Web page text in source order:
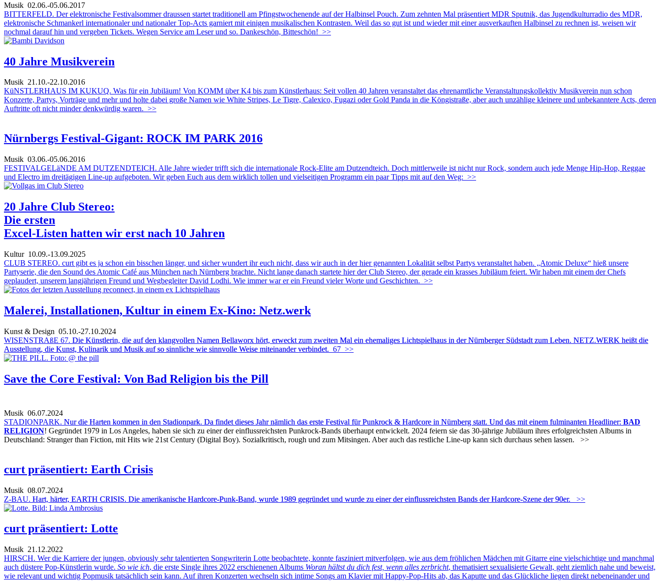
Musik 02.06.-05.06.2017
BITTERFELD. Der elektronische Festivalsommer draussen startet traditionell am Pfingstwochenende auf der Halbinsel Pouch. Zum zehnten Mal präsentiert MDR Sputnik, das Jugendkulturradio des MDR,
elektronische Schmankerl internationaler und nationaler Top-Acts garniert mit einigen musikalischen Kontrasten. Weil das so gut ist und wieder mit einer ausverkauften Halbinsel zu rechnen ist, weisen wir
nochmal darauf hin und vergeben Tickets. Wegen Service am Leser und so. Dankeschön, Bitteschön! >>
40 Jahre Musikverein
Musik 21.10.-22.10.2016
KüNSTLERHAUS IM KUKUQ. Was für ein Jubiläum! Von KOMM über K4 bis zum Künstlerhaus: Seit vollen 40 Jahren veranstaltet das ehrenamtliche Veranstaltungskollektiv Musikverein nun schon
Konzerte, Partys, Vorträge und mehr und holte dabei große Namen wie White Stripes, Le Tigre, Calexico, Fugazi oder Gold Panda in die Köngistraße, aber auch unzählige kleinere und unbekanntere Acts, deren
Auftritte oft nicht minder denkwürdig waren. >>
Nürnbergs Festival-Gigant: ROCK IM PARK 2016
Musik 03.06.-05.06.2016
FESTIVALGELäNDE AM DUTZENDTEICH. Alle Jahre wieder trifft sich die internationale Rock-Elite am Dutzendteich. Doch mittlerweile ist nicht nur Rock, sondern auch jede Menge Hip-Hop, Reggae
und Electro im dreitägigen Line-up aufgeboten. Wir geben Euch aus dem wirklich tollen und vielseitigen Programm ein paar Tipps mit auf den Weg: >>
20 Jahre Club Stereo:
Die ersten
Excel-Listen hatten wir erst nach 10 Jahren
Kultur10.09.-13.09.2025
CLUB STEREO. curt gibt es ja schon ein bisschen länger, und sicher wundert ihr euch nicht, dass wir auch in der hier genannten Lokalität selbst Partys veranstaltet haben. „Atomic Deluxe“ hieß unsere
Partyserie, die den Sound des Atomic Café aus München nach Nürnberg brachte. Nicht lange danach startete hier der Club Stereo, der gerade ein krasses Jubiläum feiert. Wir haben mit einem der Chefs
geplaudert, unserem langjährigen Freund und Wegbegleiter David Lodhi. Wie immer war er ein Freund vieler Worte und Geschichten. >>
Malerei, Installationen, Kultur in einem Ex-Kino: Netz.werk
Kunst & Design 05.10.-27.10.2024
WISENSTRAßE 67. Die Künstlerin, die auf den klangvollen Namen Bellaworx hört, erweckt zum zweiten Mal ein ehemaliges Lichtspielhaus in der Nürnberger Südstadt zum Leben. NETZ.WERK heißt die
Ausstellung, die Kunst, Kulinarik und Musik auf so sinnliche wie sinnvolle Weise miteinander verbindet. 67 >>
Save the Core Festival: Von Bad Religion bis the Pill
Musik 06.07.2024
STADIONPARK. Nur die Harten kommen in den Stadionpark. Da findet dieses Jahr nämlich das erste Festival für Punkrock & Hardcore in Nürnberg statt. Und das mit einem fulminanten Headliner: BAD
RELIGION! Gegründet 1979 in Los Angeles, haben sie sich zu einer der einflussreichsten Punkrock-Bands überhaupt entwickelt. 2024 feiern sie das 30-jährige Jubiläum ihres erfolgreichsten Albums in
Deutschland: Stranger than Fiction, mit Hits wie 21st Century (Digital Boy). Sozialkritisch, rough und zum Mitsingen. Aber auch das restliche Line-up kann sich durchaus sehen lassen.
>>
curt präsentiert: Earth Crisis
Musik 08.07.2024
Z-BAU. Hart, härter, EARTH CRISIS. Die amerikanische Hardcore-Punk-Band, wurde 1989 gegründet und wurde zu einer der einflussreichsten Bands der Hardcore-Szene der 90er. >>
curt präsentiert: Lotte
Musik 21.12.2022
HIRSCH. Wer die Karriere der jungen, obviously sehr talentierten Songwriterin Lotte beobachtete, konnte fasziniert mitverfolgen, wie aus dem fröhlichen Mädchen mit Gitarre eine vielschichtige und manchmal
auch düstere Pop-Künstlerin wurde. So wie ich, die erste Single ihres 2022 erschienenen Albums Woran hältst du dich fest, wenn alles zerbricht, thematisiert sexualisierte Gewalt, geht ziemlich nahe und beweist,
wie relevant und wichtig Popmusik tatsächlich sein kann. Auf ihren Konzerten wechseln sich intime Songs am Klavier mit Happy-Pop-Hits ab, das Kaputte und das Glückliche liegen direkt nebeneinander und